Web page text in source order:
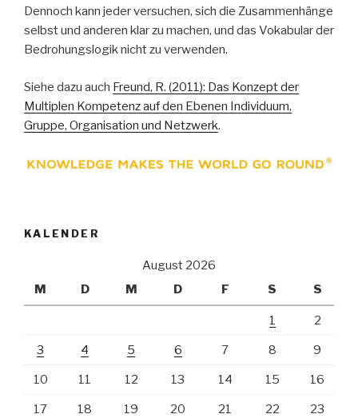
Dennoch kann jeder versuchen, sich die Zusammenhänge
selbst und anderen klar zu machen, und das Vokabular der
Bedrohungslogik nicht zu verwenden.
Siehe dazu auch Freund, R. (2011): Das Konzept der
Multiplen Kompetenz auf den Ebenen Individuum,
Gruppe, Organisation und Netzwerk.
KALENDER
August 2026
M
D M D F S S
1 2
3 4 5 6 7 8 9
10 11 12 13 14 15 16
17 18 19 20 21 22 23